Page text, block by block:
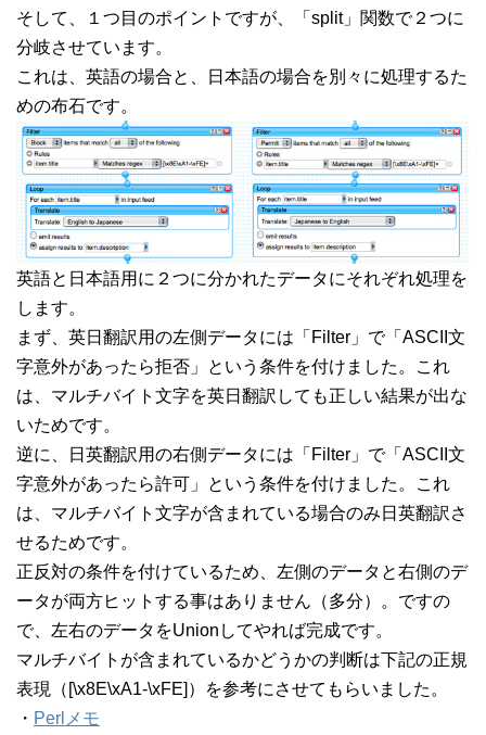
そして、１つ目のポイントですが、「split」関数で２つに
分岐させています。
これは、英語の場合と、日本語の場合を別々に処理するた
めの布石です。
英語と日本語用に２つに分かれたデータにそれぞれ処理を
します。
まず、英日翻訳用の左側データには「Filter」で「ASCII文
字意外があったら拒否」という条件を付けました。これ
は、マルチバイト文字を英日翻訳しても正しい結果が出な
いためです。
逆に、日英翻訳用の右側データには「Filter」で「ASCII文
字意外があったら許可」という条件を付けました。これ
は、マルチバイト文字が含まれている場合のみ日英翻訳さ
せるためです。
正反対の条件を付けているため、左側のデータと右側のデ
ータが両方ヒットする事はありません（多分）。ですの
で、左右のデータをUnionしてやれば完成です。
マルチバイトが含まれているかどうかの判断は下記の正規
表現（[\x8E\xA1-\xFE]）を参考にさせてもらいました。
・ Perlメモ